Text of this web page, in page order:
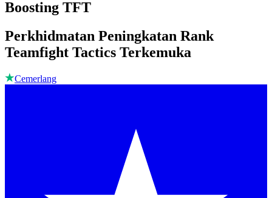
Boosting TFT
Perkhidmatan Peningkatan Rank
Teamfight Tactics Terkemuka
Cemerlang